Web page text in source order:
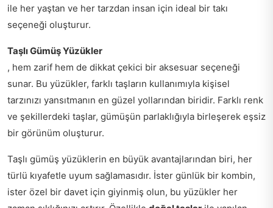
ile her yaştan ve her tarzdan insan için ideal bir takı
seçeneği oluşturur.
Taşlı Gümüş Yüzükler
, hem zarif hem de dikkat çekici bir aksesuar seçeneği
sunar. Bu yüzükler, farklı taşların kullanımıyla kişisel
tarzınızı yansıtmanın en güzel yollarından biridir. Farklı renk
ve şekillerdeki taşlar, gümüşün parlaklığıyla birleşerek eşsiz
bir görünüm oluşturur.
Taşlı gümüş yüzüklerin en büyük avantajlarından biri, her
türlü kıyafetle uyum sağlamasıdır. İster günlük bir kombin,
ister özel bir davet için giyinmiş olun, bu yüzükler her